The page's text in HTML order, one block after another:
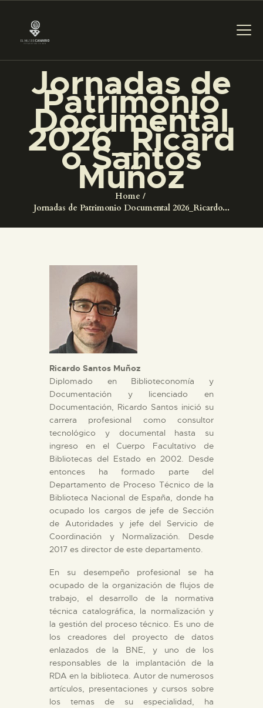
Jornadas de
Patrimonio
Documental
2026_Ricard
o Santos
Muñoz
Home
Jornadas de Patrimonio Documental 2026_Ricardo...
PREPARAR LA VISITA
ACTIVIDADES
█
EL MUSEO
DIDÁCTICA
ESPAÑOL
PREPARAR LA VISITA
ACTIVIDADES
█
EL MUSEO
COLECCIONES
DIDÁCTICA
ESPAÑOL
Ricardo Santos Muñoz
Diplomado en Biblioteconomía y
Documentación y licenciado en
Documentación, Ricardo Santos inició su
carrera profesional como consultor
tecnológico y documental hasta su
ingreso en el Cuerpo Facultativo de
Bibliotecas del Estado en 2002. Desde
entonces ha formado parte del
Departamento de Proceso Técnico de la
Biblioteca Nacional de España, donde ha
ocupado los cargos de jefe de Sección
de Autoridades y jefe del Servicio de
Coordinación y Normalización. Desde
2017 es director de este departamento.
En su desempeño profesional se ha
ocupado de la organización de flujos de
trabajo, el desarrollo de la normativa
técnica catalográfica, la normalización y
la gestión del proceso técnico. Es uno de
los creadores del proyecto de datos
enlazados de la BNE, y uno de los
responsables de la implantación de la
RDA en la biblioteca. Autor de numerosos
artículos, presentaciones y cursos sobre
los temas de su especialidad, ha